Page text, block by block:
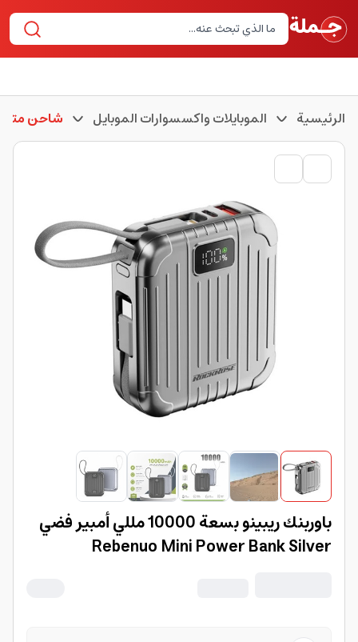
الرئيسية الموبايلات واكسسوارات الموبايل شاحن
باوربنك ريبينو بسعة 10000 مللي أمبير فضي
Rebenuo Mini Power Bank Silver